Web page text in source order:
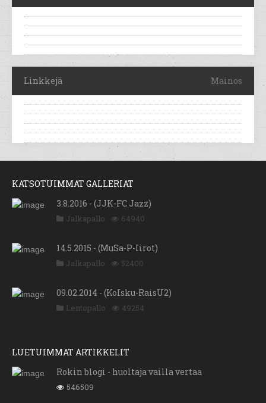
Linkkejä Mainos
KATSOTUIMMAT GALLERIAT
3.8.2016 - (JJK-FC Jazz)
Jalkapallo 64940
14.5.2015 - (MuSa-P-Iirot)
Jalkapallo 52400
09.02.2014 - (KoIsku-RaisU2)
Lentopallo 49254
LUETUIMMAT ARTIKKELIT
Rokin blogi - huoltaja vailla vertaa
546509